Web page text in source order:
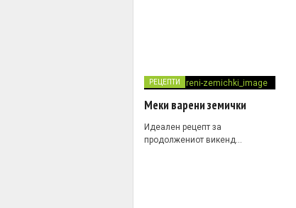
РЕЦЕПТИ
Меки варени земички
Идеален рецепт за
продолжениот викенд…